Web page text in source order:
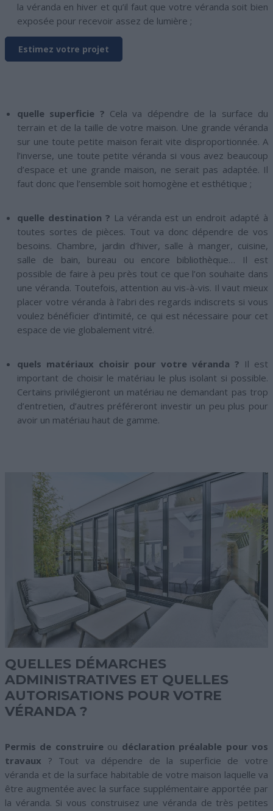
la véranda en hiver et qu’il faut que votre véranda soit bien
exposée pour recevoir assez de lumière ;
Estimez votre projet
quelle superficie ? Cela va dépendre de la surface du
terrain et de la taille de votre maison. Une grande véranda
sur une toute petite maison ferait vite disproportionnée. A
l’inverse, une toute petite véranda si vous avez beaucoup
d’espace et une grande maison, ne serait pas adaptée. Il
faut donc que l’ensemble soit homogène et esthétique ;
quelle destination ? La véranda est un endroit adapté à
toutes sortes de pièces. Tout va donc dépendre de vos
besoins. Chambre, jardin d’hiver, salle à manger, cuisine,
salle de bain, bureau ou encore bibliothèque… Il est
possible de faire à peu près tout ce que l’on souhaite dans
une véranda. Toutefois, attention au vis-à-vis. Il vaut mieux
placer votre véranda à l’abri des regards indiscrets si vous
voulez bénéficier d’intimité, ce qui est nécessaire pour cet
espace de vie globalement vitré.
quels matériaux choisir pour votre véranda ? Il est
important de choisir le matériau le plus isolant si possible.
Certains privilégieront un matériau ne demandant pas trop
d’entretien, d’autres préféreront investir un peu plus pour
avoir un matériau haut de gamme.
QUELLES DÉMARCHES
ADMINISTRATIVES ET QUELLES
AUTORISATIONS POUR VOTRE
VÉRANDA ?
Permis de construire ou déclaration préalable pour vos
travaux ? Tout va dépendre de la superficie de votre
véranda et de la surface habitable de votre maison laquelle va
être augmentée avec la surface supplémentaire apportée par
la véranda. Si vous construisez une véranda de très petites